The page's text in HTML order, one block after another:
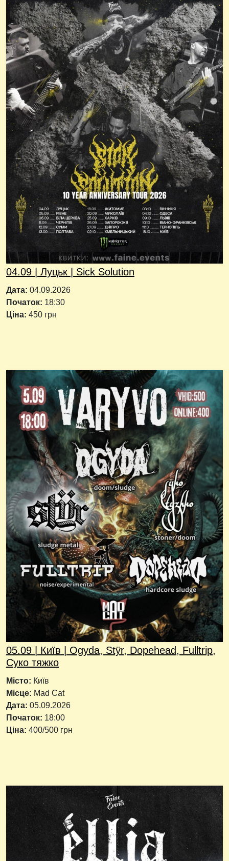
04.09 | Луцьк | Sick Solution
Дата: 04.09.2026
Початок: 18:30
Ціна: 450 грн
05.09 | Київ | Ogyda, Stÿr, Dopehead, Fulltrip,
Суко тяжко
Місто: Київ
Місце: Mad Cat
Дата: 05.09.2026
Початок: 18:00
Ціна: 400/500 грн